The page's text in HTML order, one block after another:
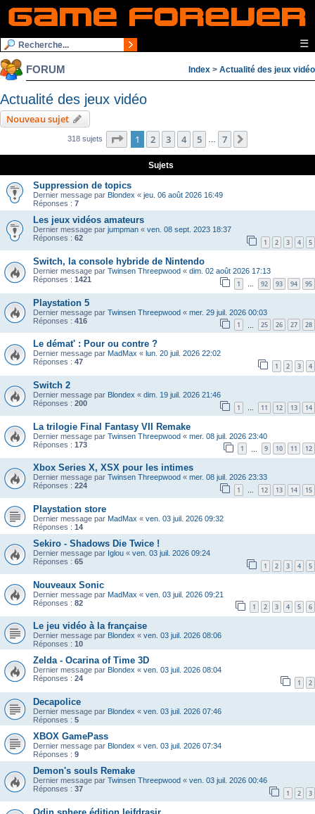
☰
FORUM Index > Actualité des jeux vidéo
Actualité des jeux vidéo
Nouveau sujet
318 sujets Page 1sur7
1 2 3 4 5 … 7
Sujets
Suppression de topics
Dernier message par Blondex « jeu. 06 août 2026 16:49
Réponses : 7
Les jeux vidéos amateurs
Dernier message par jumpman « ven. 08 sept. 2023 18:37
Réponses : 62 1 2 3 4 5
Switch, la console hybride de Nintendo
Dernier message par Twinsen Threepwood « dim. 02 août 2026 17:13
Réponses : 1421 1 … 92 93 94 95
Playstation 5
Dernier message par Twinsen Threepwood « mer. 29 juil. 2026 00:03
Réponses : 416 1 25 26 27 28
Le démat' : Pour ou contre ?
Dernier message par MadMax « lun. 20 juil. 2026 22:02
Réponses : 47 1 2 3 4
Switch 2
Dernier message par Blondex « dim. 19 juil. 2026 21:46
Réponses : 200 1 … 11 12 13 14
La trilogie Final Fantasy VII Remake
Dernier message par Twinsen Threepwood « mer. 08 juil. 2026 23:40
Réponses : 173 1 9 10 11 12
Xbox Series X, XSX pour les intimes
Dernier message par Twinsen Threepwood « mer. 08 juil. 2026 23:33
Réponses : 224 1 … 12 13 14 15
Playstation store
Dernier message par MadMax « ven. 03 juil. 2026 09:32
Réponses : 14
Sekiro - Shadows Die Twice !
Dernier message par Iglou « ven. 03 juil. 2026 09:24
Réponses : 65 1 2 3 4 5
Nouveaux Sonic
Dernier message par MadMax « ven. 03 juil. 2026 09:21
Réponses : 82 1 2 3 4 5 6
Le jeu vidéo à la française
Dernier message par Blondex « ven. 03 juil. 2026 08:06
Réponses : 10
Zelda - Ocarina of Time 3D
Dernier message par Blondex « ven. 03 juil. 2026 08:04
Réponses : 24 1 2
Decapolice
Dernier message par Blondex « ven. 03 juil. 2026 07:46
Réponses : 5
XBOX GamePass
Dernier message par Blondex « ven. 03 juil. 2026 07:34
Réponses : 9
Demon's souls Remake
Dernier message par Twinsen Threepwood « ven. 03 juil. 2026 00:46
Réponses : 37 1 2 3